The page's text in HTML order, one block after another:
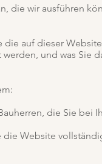
die wir ausführen
auf dieser
und was Sie
die Sie bei
Website